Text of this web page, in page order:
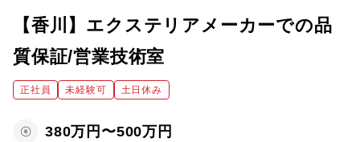
【香川】エクステリアメーカーでの品
質保証/営業技術室
正社員 未経験可 土日休み
380万円〜500万円